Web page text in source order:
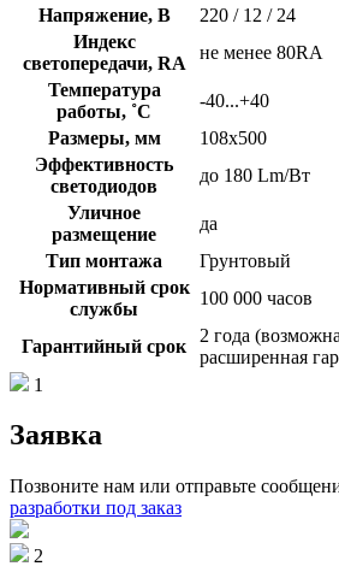
Напряжение, В
220 / 12 / 24
Индекс
светопередачи, RA
не менее 80RA
Температура
работы, ˚С
-40...+40
Размеры, мм
108х500
Эффективность
светодиодов
до 180 Lm/Вт
Уличное
размещение
да
Тип монтажа
Грунтовый
Нормативный срок
службы
100 000 часов
Гарантийный срок
2 года (возможна
расширенная
1
Заявка
Позвоните нам или отправьте
разработки под заказ
2